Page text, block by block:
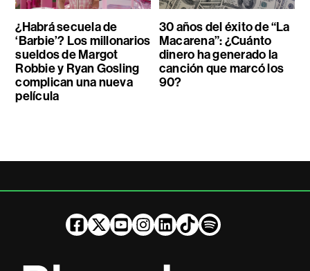
¿Habrá secuela de
‘Barbie’? Los millonarios
sueldos de Margot
Robbie y Ryan Gosling
complican una nueva
película
30 años del éxito de “La
Macarena”: ¿Cuánto
dinero ha generado la
canción que marcó los
90?